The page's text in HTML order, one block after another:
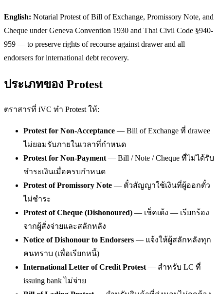
English: Notarial Protest of Bill of Exchange, Promissory Note, and
Cheque under Geneva Convention 1930 and Thai Civil Code §940-
959 — to preserve rights of recourse against drawer and all
endorsers for international debt recovery.
ประเภทของ Protest
ตราสารที่ iVC ทำ Protest ให้:
Protest for Non-Acceptance — Bill of Exchange ที่ drawee
ไม่ยอมรับภายในเวลาที่กำหนด
Protest for Non-Payment— Bill / Note / Cheque ที่ไม่ได้รับ
ชำระเงินเมื่อครบกำหนด
Protest of Promissory Note — ตั๋วสัญญาใช้เงินที่ผู้ออกตั๋ว
ไม่ชำระ
Protest of Cheque (Dishonoured) — เช็คเด้ง — เรียกร้อง
จากผู้สั่งจ่ายและสลักหลัง
Notice of Dishonour to Endorsers — แจ้งให้ผู้สลักหลังทุก
คนทราบ (เพื่อเรียกหนี้)
International Letter of Credit Protest— สำหรับ LC ที่
issuing bank ไม่จ่าย